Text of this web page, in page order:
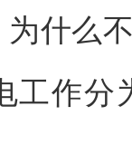
什么
工作